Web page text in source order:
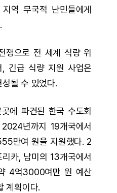
역 무국적 난민들에게
쟁으로 전 세계 식량 위
, 긴급 식량 지원 사업은
될 수 있었다.
에 파견된 한국 수도회
년까지 19개국에서
만여 원을 지원했다. 2
카, 남미의 13개국에서
4억3000여만 원 예산
계획이다.